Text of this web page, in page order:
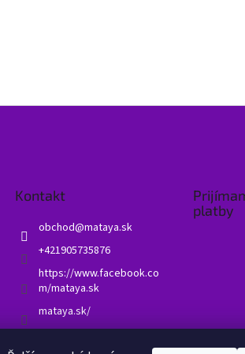
Kontakt
obchod@mataya.sk
+421905735876
https://www.facebook.co
m/mataya.sk
mataya.sk/
platby